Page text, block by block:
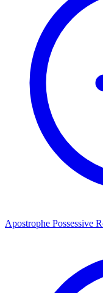
Apostrophe Possessive